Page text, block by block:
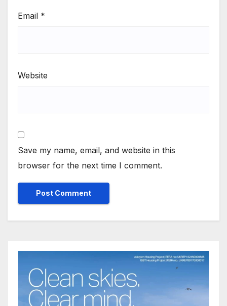
Email *
Website
Save my name, email, and website in this
browser for the next time I comment.